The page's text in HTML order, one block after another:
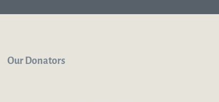
Our Donators